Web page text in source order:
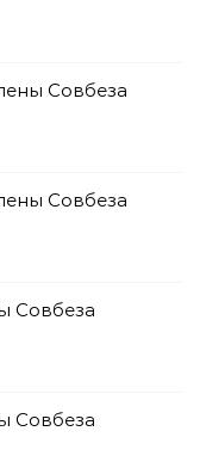
Совбеза
Совбеза
Совбеза
Совбеза